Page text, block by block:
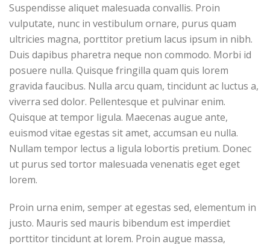
Suspendisse aliquet malesuada convallis. Proin
vulputate, nunc in vestibulum ornare, purus quam
ultricies magna, porttitor pretium lacus ipsum in nibh.
Duis dapibus pharetra neque non commodo. Morbi id
posuere nulla. Quisque fringilla quam quis lorem
gravida faucibus. Nulla arcu quam, tincidunt ac luctus a,
viverra sed dolor. Pellentesque et pulvinar enim.
Quisque at tempor ligula. Maecenas augue ante,
euismod vitae egestas sit amet, accumsan eu nulla.
Nullam tempor lectus a ligula lobortis pretium. Donec
ut purus sed tortor malesuada venenatis eget eget
lorem.
Proin urna enim, semper at egestas sed, elementum in
justo. Mauris sed mauris bibendum est imperdiet
porttitor tincidunt at lorem. Proin augue massa,